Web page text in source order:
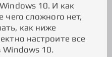
10. И как
чего сложного нет,
как ниже
настроите все
Windows 10.